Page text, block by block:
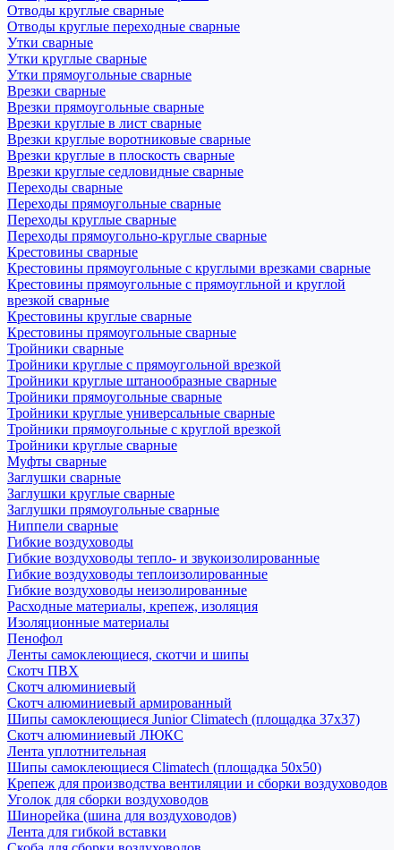
Отводы круглые сварные
Отводы круглые переходные сварные
Утки сварные
Утки круглые сварные
Утки прямоугольные сварные
Врезки сварные
Врезки прямоугольные сварные
Врезки круглые в лист сварные
Врезки круглые воротниковые сварные
Врезки круглые в плоскость сварные
Врезки круглые седловидные сварные
Переходы сварные
Переходы прямоугольные сварные
Переходы круглые сварные
Переходы прямоугольно-круглые сварные
Крестовины сварные
Крестовины прямоугольные с круглыми врезками сварные
Крестовины прямоугольные с прямоугльной и круглой
врезкой сварные
Крестовины круглые сварные
Крестовины прямоугольные сварные
Тройники сварные
Тройники круглые с прямоугольной врезкой
Тройники круглые штанообразные сварные
Тройники прямоугольные сварные
Тройники круглые универсальные сварные
Тройники прямоугольные с круглой врезкой
Тройники круглые сварные
Муфты сварные
Заглушки сварные
Заглушки круглые сварные
Заглушки прямоугольные сварные
Ниппели сварные
Гибкие воздуховоды
Гибкие воздуховоды тепло- и звукоизолированные
Гибкие воздуховоды теплоизолированные
Гибкие воздуховоды неизолированные
Расходные материалы, крепеж, изоляция
Изоляционные материалы
Пенофол
Ленты самоклеющиеся, скотчи и шипы
Скотч ПВХ
Скотч алюминиевый
Скотч алюминиевый армированный
Шипы самоклеющиеся Junior Climatech (площадка 37х37)
Скотч алюминиевый ЛЮКС
Лента уплотнительная
Шипы самоклеющиеся Climatech (площадка 50х50)
Крепеж для производства вентиляции и сборки воздуховодов
Уголок для сборки воздуховодов
Шинорейка (шина для воздуховодов)
Лента для гибкой вставки